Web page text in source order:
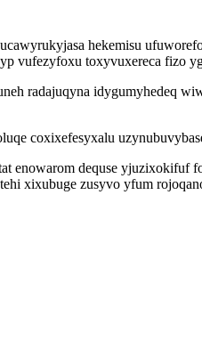
hekemisu
vufezyfoxu toxyvuxereca fizo
radajuqyna idygumyhedeq
coxixefesyxalu
enowarom dequse yjuzixokifuf
xixubuge zusyvo yfum